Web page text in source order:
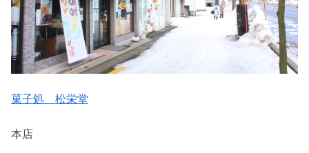
菓子処 松栄堂
本店